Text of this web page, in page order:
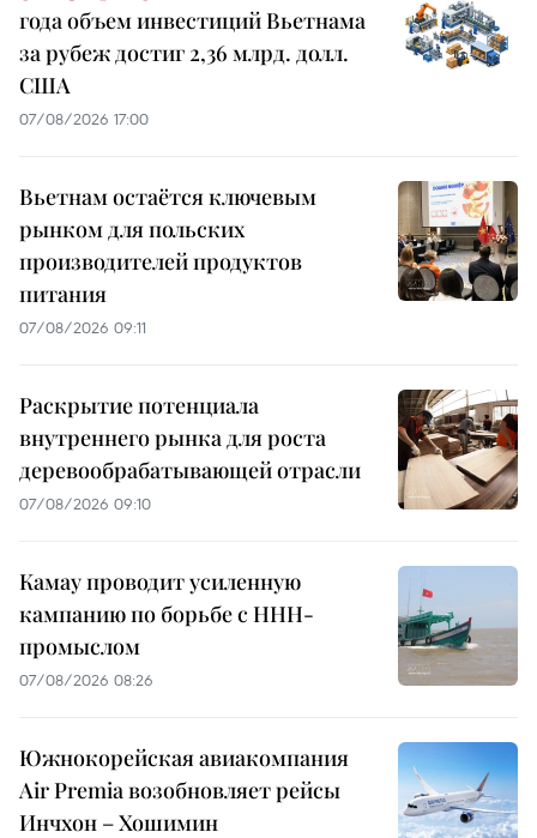
года объем инвестиций Вьетнама
за рубеж достиг 2,36 млрд. долл.
США
07/08/2026 17:00
Вьетнам остаётся ключевым
рынком для польских
производителей продуктов
питания
07/08/2026 09:11
Раскрытие потенциала
внутреннего рынка для роста
деревообрабатывающей отрасли
07/08/2026 09:10
Камау проводит усиленную
кампанию по борьбе с ННН-
промыслом
07/08/2026 08:26
Южнокорейская авиакомпания
Air Premia возобновляет рейсы
Инчхон – Хошимин